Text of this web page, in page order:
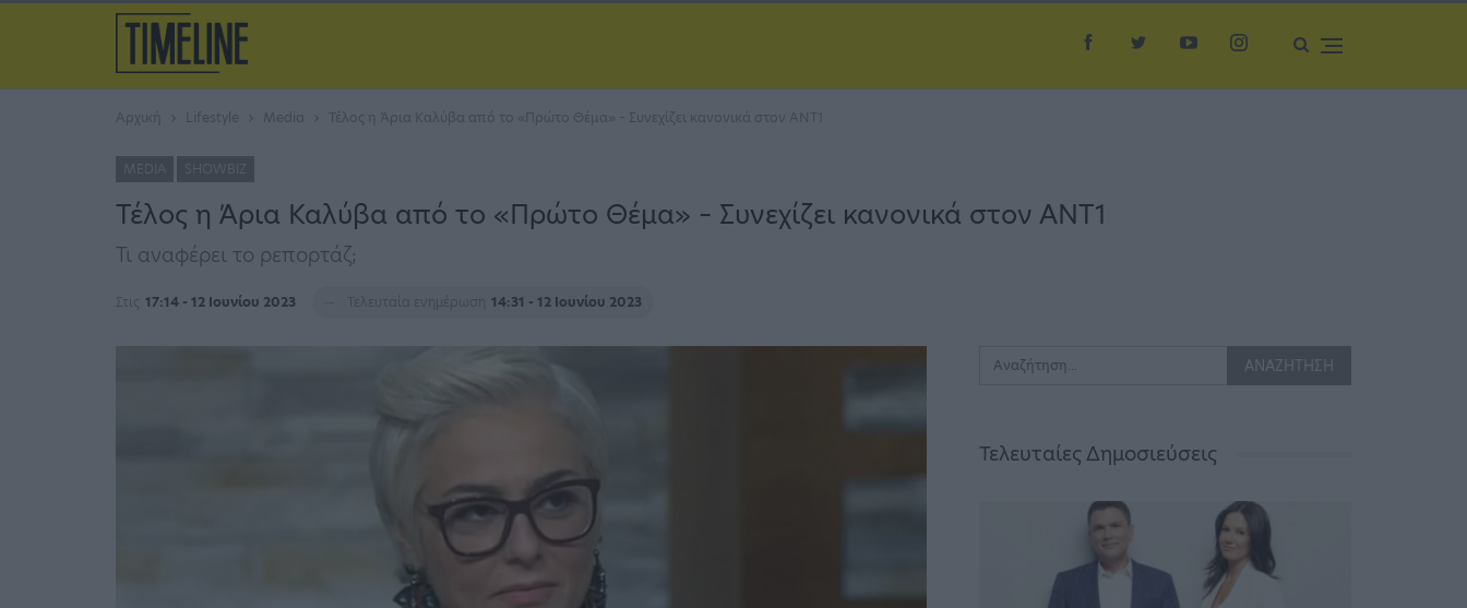
Αρχική Lifestyle Media Τέλος η Άρια Καλύβα από το «Πρώτο Θέμα» – Συνεχίζει κανονικά στον ΑΝΤ1
MEDIA SHOWBIZ
Τέλος η Άρια Καλύβα από το «Πρώτο Θέμα» – Συνεχίζει κανονικά στον ΑΝΤ1
Τι αναφέρει το ρεπορτάζ;
Στις 17:14 - 12 Ιουνίου 2023 Τελευταία ενημέρωση 14:31 - 12 Ιουνίου 2023
Τελευταίες Δημοσιεύσεις